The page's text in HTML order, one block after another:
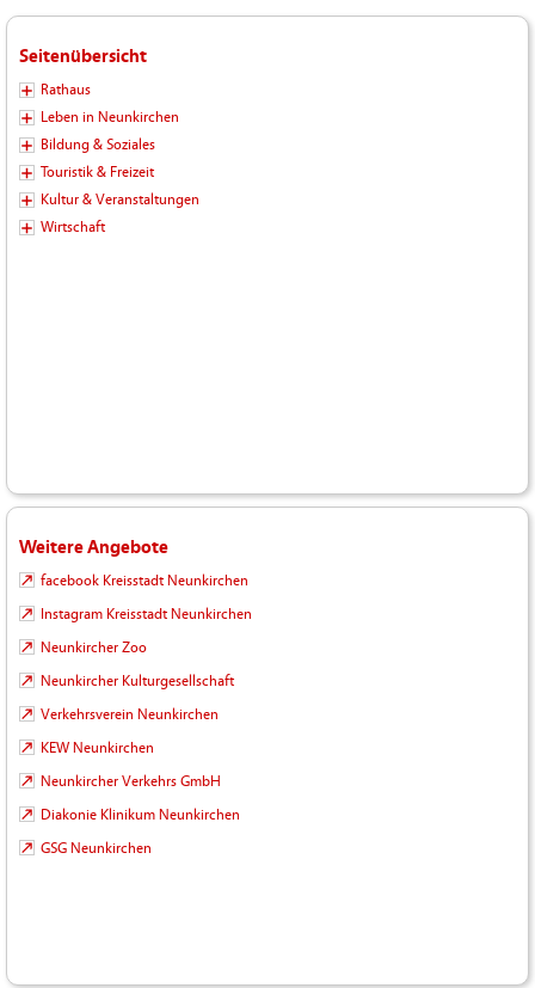
Seitenübersicht
Rathaus
Leben in Neunkirchen
Bildung & Soziales
Touristik & Freizeit
Kultur & Veranstaltungen
Wirtschaft
Weitere Angebote
facebook Kreisstadt Neunkirchen
Instagram Kreisstadt Neunkirchen
Neunkircher Zoo
Neunkircher Kulturgesellschaft
Verkehrsverein Neunkirchen
KEW Neunkirchen
Neunkircher Verkehrs GmbH
Diakonie Klinikum Neunkirchen
GSG Neunkirchen